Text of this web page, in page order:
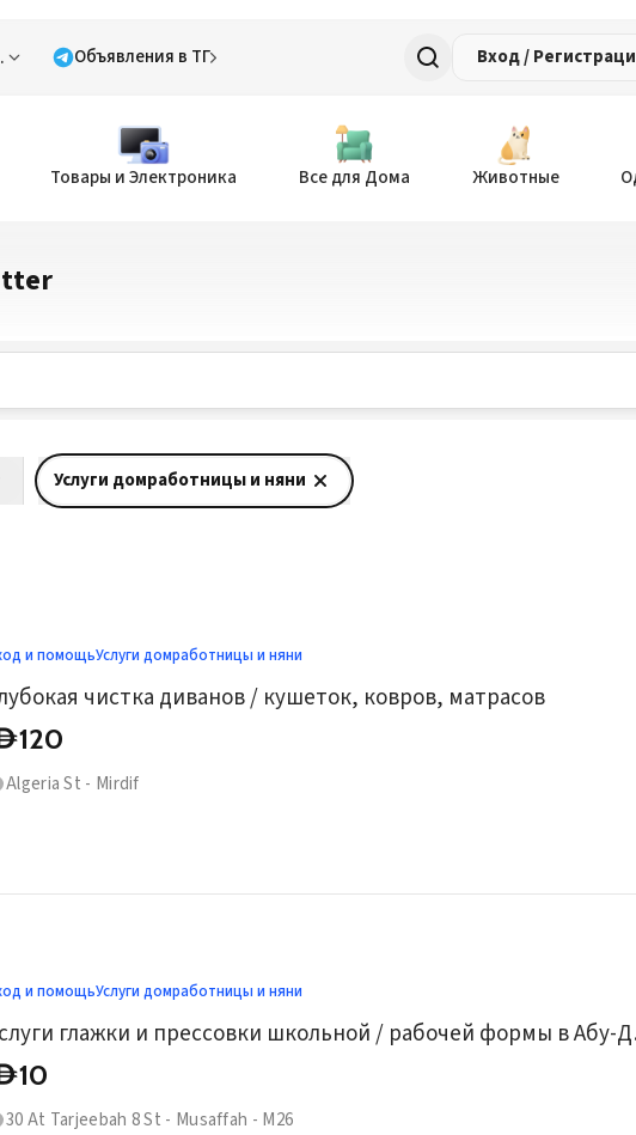
Объявления в ТГ Вход /
Товары и Электроника Все для Дома Животные
Услуги домработницы и няни
и помощьУслуги домработницы и няни
чистка диванов / кушеток, ковров, матрасов
120
Algeria St - Mirdif
и помощьУслуги домработницы и няни
10
30 At Tarjeebah 8 St - Musaffah - M26